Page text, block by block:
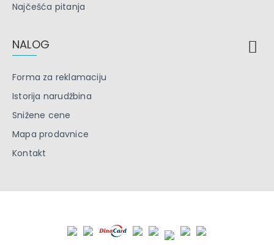
Najčešća pitanja
NALOG
Forma za reklamaciju
Istorija narudžbina
Snižene cene
Mapa prodavnice
Kontakt